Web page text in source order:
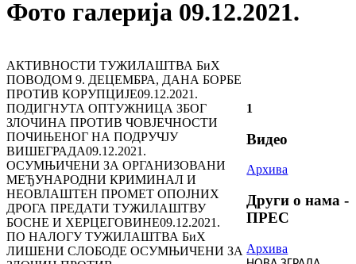
Фото галерија 09.12.2021.
АКТИВНОСТИ ТУЖИЛАШТВА БиХ
ПОВОДОМ 9. ДЕЦЕМБРА, ДАНА БОРБЕ
ПРОТИВ КОРУПЦИЈЕ09.12.2021.
ПОДИГНУТА ОПТУЖНИЦА ЗБОГ
ЗЛОЧИНА ПРОТИВ ЧОВЈЕЧНОСТИ
ПОЧИЊЕНОГ НА ПОДРУЧЈУ
ВИШЕГРАДА09.12.2021.
ОСУМЊИЧЕНИ ЗА ОРГАНИЗОВАНИ
МЕЂУНАРОДНИ КРИМИНАЛ И
НЕОВЛАШТЕН ПРОМЕТ ОПОЈНИХ
ДРОГА ПРЕДАТИ ТУЖИЛАШТВУ
БОСНЕ И ХЕРЦЕГОВИНЕ09.12.2021.
ПО НАЛОГУ ТУЖИЛАШТВА БиХ
ЛИШЕНИ СЛОБОДЕ ОСУМЊИЧЕНИ ЗА
1
Видео
Архива
Други о нама -
ПРЕС
Архива